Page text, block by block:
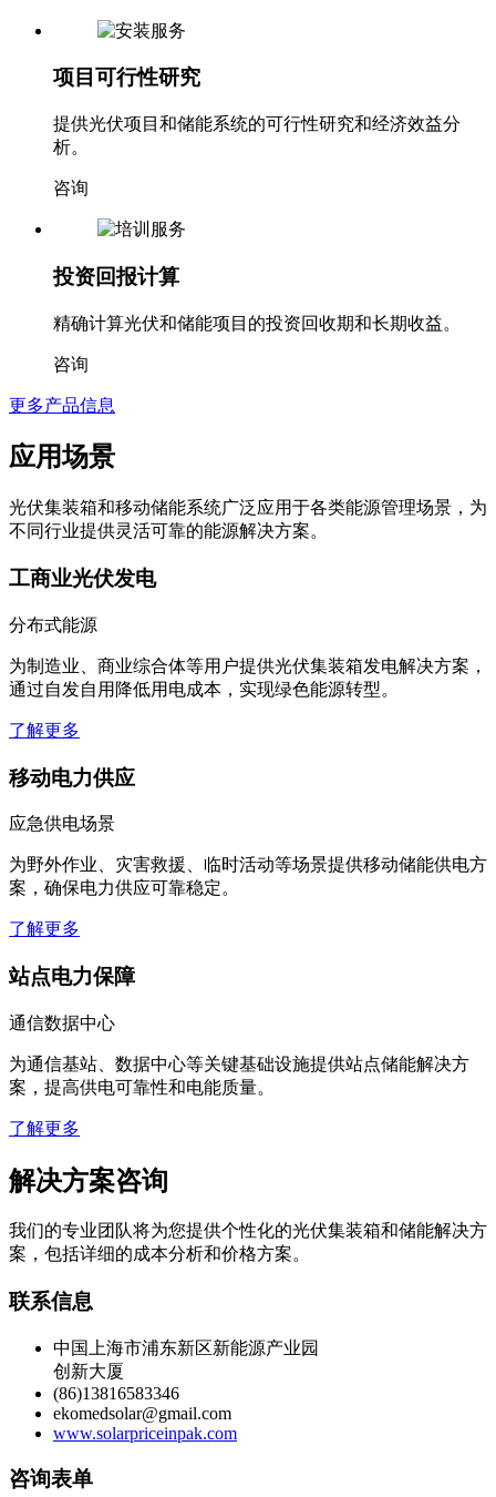
项目可行性研究
提供光伏项目和储能系统的可行性研究和经济效益分
析。
咨询
投资回报计算
精确计算光伏和储能项目的投资回收期和长期收益。
咨询
更多产品信息
应用场景
光伏集装箱和移动储能系统广泛应用于各类能源管理场景，为
不同行业提供灵活可靠的能源解决方案。
工商业光伏发电
分布式能源
为制造业、商业综合体等用户提供光伏集装箱发电解决方案，
通过自发自用降低用电成本，实现绿色能源转型。
了解更多
移动电力供应
应急供电场景
为野外作业、灾害救援、临时活动等场景提供移动储能供电方
案，确保电力供应可靠稳定。
了解更多
站点电力保障
通信数据中心
为通信基站、数据中心等关键基础设施提供站点储能解决方
案，提高供电可靠性和电能质量。
了解更多
解决方案咨询
我们的专业团队将为您提供个性化的光伏集装箱和储能解决方
案，包括详细的成本分析和价格方案。
联系信息
中国上海市浦东新区新能源产业园
创新大厦
(86)13816583346
ekomedsolar@gmail.com
www.solarpriceinpak.com
咨询表单